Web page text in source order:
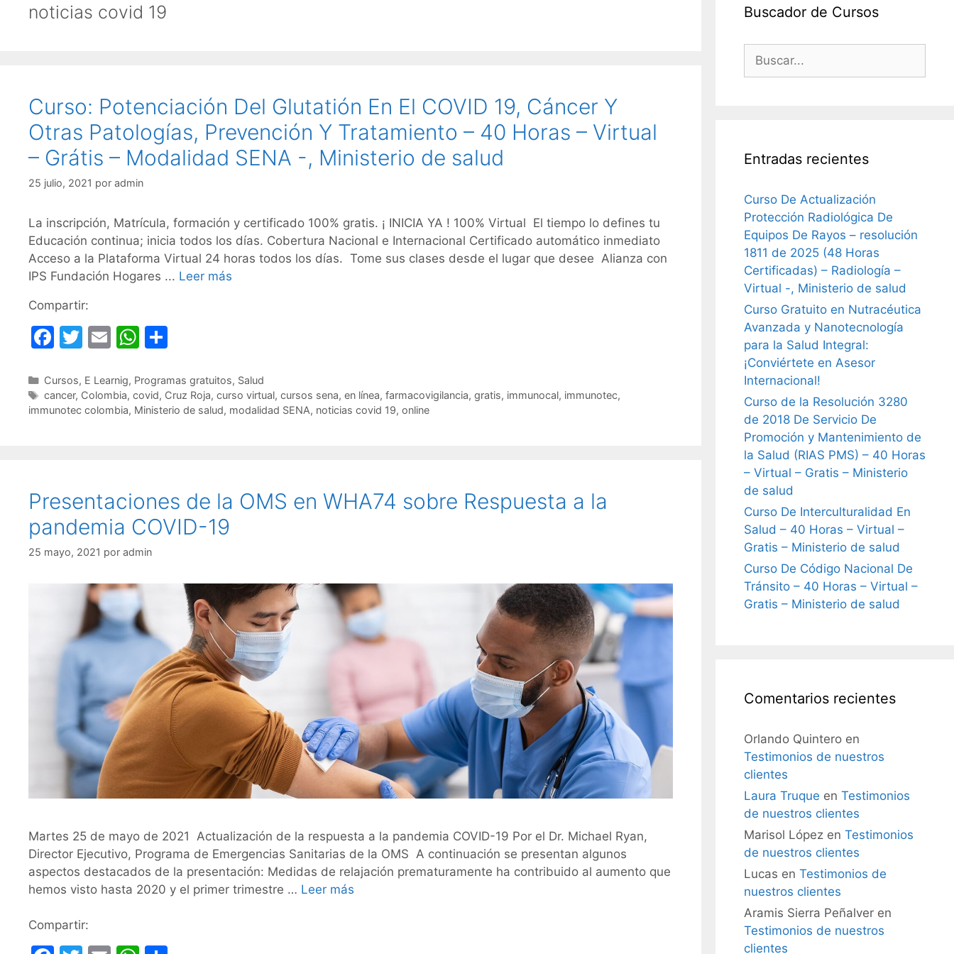
noticias covid 19
Curso: Potenciación Del Glutatión En El COVID 19, Cáncer Y
Otras Patologías, Prevención Y Tratamiento – 40 Horas – Virtual
– Grátis – Modalidad SENA -, Ministerio de salud
25 julio, 2021 por admin
La inscripción, Matrícula, formación y certificado 100% gratis. ¡ INICIA YA ! 100% Virtual El tiempo lo defines tu
Educación continua; inicia todos los días. Cobertura Nacional e Internacional Certificado automático inmediato
Acceso a la Plataforma Virtual 24 horas todos los días. Tome sus clases desde el lugar que desee Alianza con
IPS Fundación Hogares ... Leer más
Compartir:
F
c
e
k
T
itt
er
E
ai
l
W
at
s
m
p
Categorías
Cursos, E Learnig, Programas gratuitos, Salud
Etiquetas
cancer, Colombia, covid, Cruz Roja, curso virtual, cursos sena, en línea, farmacovigilancia, gratis, immunocal, immunotec,
immunotec colombia, Ministerio de salud, modalidad SENA, noticias covid 19, online
Presentaciones de la OMS en WHA74 sobre Respuesta a la
pandemia COVID-19
25 mayo, 2021 por admin
Martes 25 de mayo de 2021 Actualización de la respuesta a la pandemia COVID-19 Por el Dr. Michael Ryan,
Director Ejecutivo, Programa de Emergencias Sanitarias de la OMS A continuación se presentan algunos
aspectos destacados de la presentación: Medidas de relajación prematuramente ha contribuido al aumento que
hemos visto hasta 2020 y el primer trimestre … Leer más
Compartir:
Buscador de Cursos
Entradas recientes
Curso De Actualización
Protección Radiológica De
Equipos De Rayos – resolución
1811 de 2025 (48 Horas
Certificadas) – Radiología –
Virtual -, Ministerio de salud
Curso Gratuito en Nutracéutica
Avanzada y Nanotecnología
para la Salud Integral:
¡Conviértete en Asesor
Internacional!
Curso de la Resolución 3280
de 2018 De Servicio De
Promoción y Mantenimiento de
la Salud (RIAS PMS) – 40 Horas
– Virtual – Gratis – Ministerio
de salud
Curso De Interculturalidad En
Salud – 40 Horas – Virtual –
Gratis – Ministerio de salud
Curso De Código Nacional De
Tránsito – 40 Horas – Virtual –
Gratis – Ministerio de salud
Comentarios recientes
Orlando Quintero en
Testimonios de nuestros
clientes
Laura Truque en Testimonios
de nuestros clientes
Marisol López en Testimonios
de nuestros clientes
Lucas en Testimonios de
nuestros clientes
Aramis Sierra Peñalver en
Testimonios de nuestros
clientes